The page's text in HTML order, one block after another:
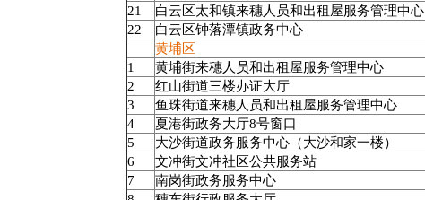
21
白云区太和镇来穗人员和出租屋服务管理中心
22
白云区钟落潭镇政务中心
黄埔区
1
黄埔街来穗人员和出租屋服务管理中心
2
红山街道三楼办证大厅
3
鱼珠街道来穗人员和出租屋服务管理中心
4
夏港街政务大厅8号窗口
5
大沙街道政务服务中心（大沙和家一楼）
6
文冲街文冲社区公共服务站
7
南岗街政务服务中心